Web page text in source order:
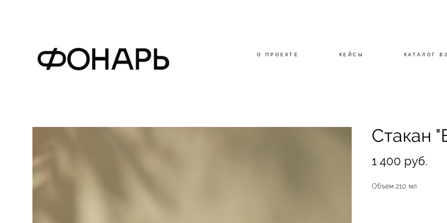
О ПРОЕКТЕ КЕЙСЫ КАТАЛОГ
О ПРОЕКТЕ КЕЙСЫ КАТАЛОГ
Стакан
1 400 pуб.
Объем 210 мл